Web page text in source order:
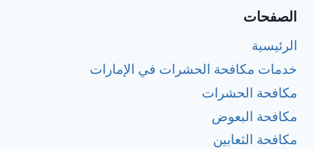
الصفحات
الرئيسية
خدمات مكافحة الحشرات في الإمارات
مكافحة الحشرات
مكافحة البعوض
مكافحة الثعابين